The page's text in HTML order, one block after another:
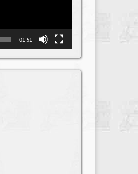
01:51